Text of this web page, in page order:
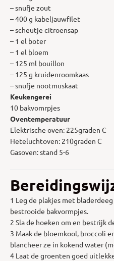
– snufje zout
– 400 g kabeljauwfilet
– scheutje citroensap
– 1 el boter
– 1 el bloem
– 125 ml bouillon
– 125 g kruidenroomkaas
– snufje nootmuskaat
Keukengerei
10 bakvomrpjes
Oventemperatuur
Elektrische oven: 225graden C
Heteluchtoven: 210graden C
Gasoven: stand 5-6
1 Leg de plakjes met
bestrooide bakvormpjes.
2 Sla de hoeken om en bestrijk
3 Maak de bloemkool, broccoli
blancheer ze in kokend water
4 Laat de groenten goed